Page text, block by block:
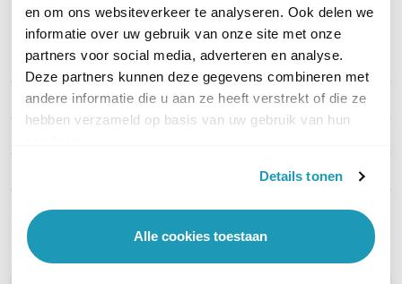
en om ons websiteverkeer te analyseren. Ook delen we
informatie over uw gebruik van onze site met onze
partners voor social media, adverteren en analyse.
Deze partners kunnen deze gegevens combineren met
andere informatie die u aan ze heeft verstrekt of die ze
hebben verzameld op basis van uw gebruik van hun
Details tonen
Alle cookies toestaan
Merk Fortinet
ATP licentie